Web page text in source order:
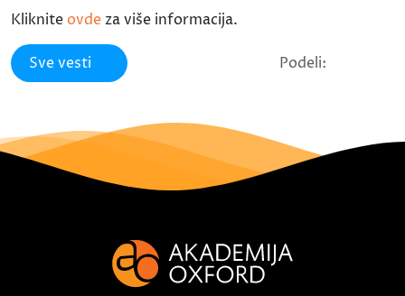
Kliknite ovde za više informacija.
Sve vesti Podeli: